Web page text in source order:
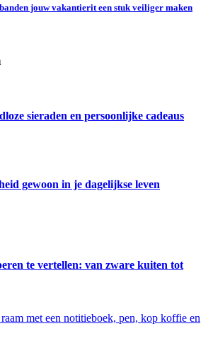
jouw vakantierit een stuk veiliger maken
sieraden en persoonlijke cadeaus
gewoon in je dagelijkse leven
te vertellen: van zware kuiten tot